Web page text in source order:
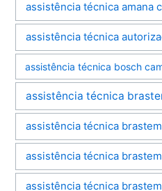
assistência técnica amana
assistência técnica
assistência técnica bosch
assistência técnica
assistência técnica
assistência técnica
assistência técnica